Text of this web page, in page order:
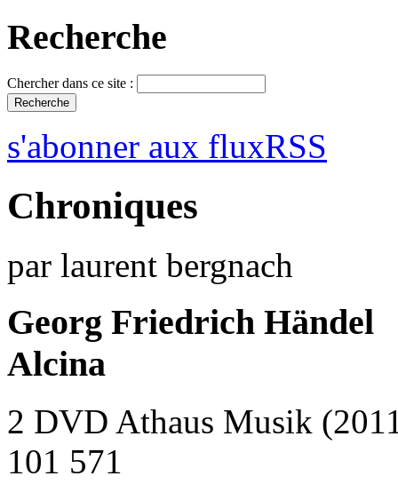
Recherche
Chercher dans ce site :
s'abonner aux fluxRSS
Chroniques
par laurent bergnach
Georg Friedrich Händel
Alcina
2 DVD Athaus Musik
101 571